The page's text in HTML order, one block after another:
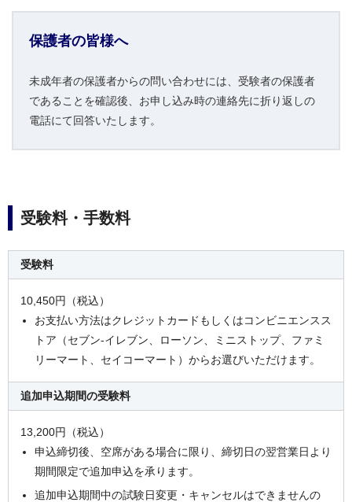
保護者の皆様へ
未成年者の保護者からの問い合わせには、受験者の保護者
であることを確認後、お申し込み時の連絡先に折り返しの
電話にて回答いたします。
受験料・手数料
受験料
10,450円（税込）
お支払い方法はクレジットカードもしくはコンビニエンスス
トア（セブン-イレブン、ローソン、ミニストップ、ファミ
リーマート、セイコーマート）からお選びいただけます。
追加申込期間の受験料
13,200円（税込）
申込締切後、空席がある場合に限り、締切日の翌営業日より
期間限定で追加申込を承ります。
追加申込期間中の試験日変更・キャンセルはできませんの